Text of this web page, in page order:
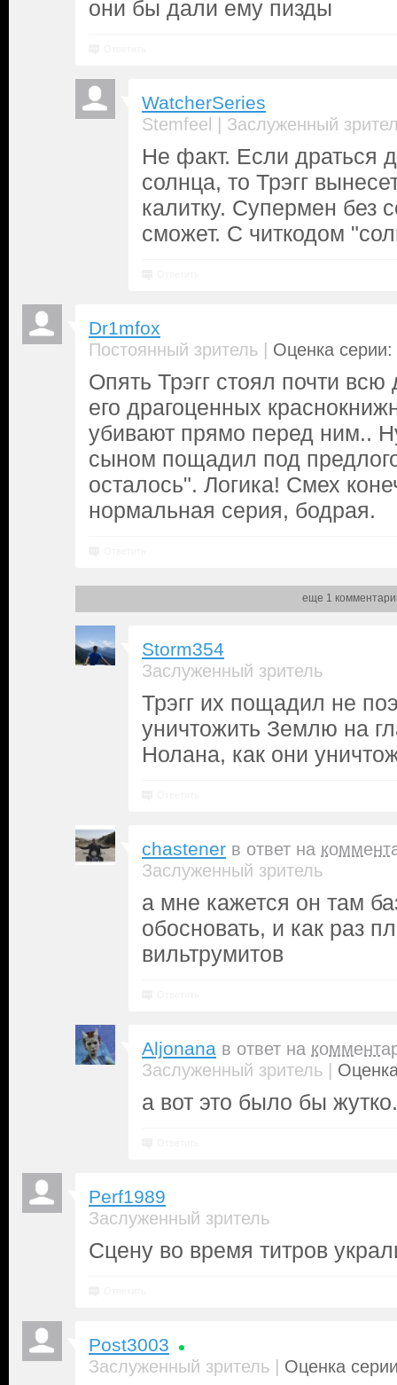
они бы дали ему пизды
WatcherSeries
Stemfeel | Заслуженный
Не факт. Если драться
солнца, то Трэгг
калитку. Супермен без
сможет. С читкодом
Dr1mfox
Постоянный зритель | Оценка серии:
Опять Трэгг стоял почти всю
его драгоценных
убивают прямо перед ним..
сыном пощадил под
осталось". Логика! Смех
нормальная серия, бодрая.
еще 1
Storm354
Заслуженный зритель
Трэгг их пощадил не
уничтожить Землю на
Нолана, как они
chastener в ответ на
Заслуженный зритель
а мне кажется он там
обосновать, и как раз
вильтрумитов
Aljonana в ответ на
Заслуженный зритель |
а вот это было бы
Perf1989
Заслуженный зритель
Сцену во время титров
Post3003
Заслуженный зритель | Оценка